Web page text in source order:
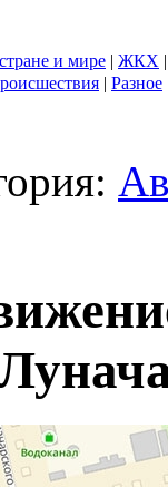
и мире | ЖКХ
| Разное